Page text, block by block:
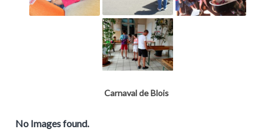
Carnaval de Blois
No Images found.